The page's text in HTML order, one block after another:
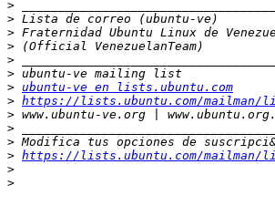
>
>
>
>
>
>
> ubuntu-ve en lists.ubuntu.com
> https://lists.ubuntu.com/mailman/
>
>
>
> https://lists.ubuntu.com/mailman/
>
>